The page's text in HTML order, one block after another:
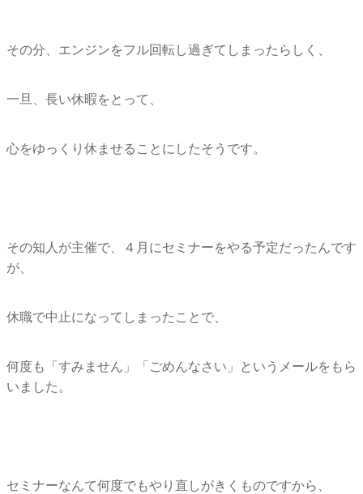
その分、エンジンをフル回転し過ぎてしまったらしく、
一旦、長い休暇をとって、
心をゆっくり休ませることにしたそうです。
その知人が主催で、４月にセミナーをやる予定だったんです
が、
休職で中止になってしまったことで、
何度も「すみません」「ごめんなさい」
というメールをもら
いました。
セミナーなんて何度でもやり直しがきくものですから、